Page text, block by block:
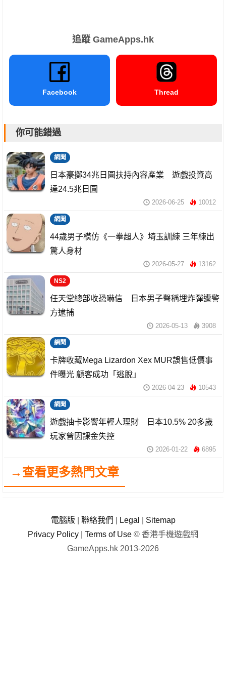
追蹤 GameApps.hk
Facebook Thread
你可能錯過
網聞
日本豪擲34兆日圓扶持內容產業 遊戲投資高
達24.5兆日圓
2026-06-25 10012
網聞
44歲男子模仿《一拳超人》埼玉訓練 三年練出
驚人身材
2026-05-27 13162
NS2
任天堂總部收恐嚇信 日本男子聲稱埋炸彈遭警
方逮捕
2026-05-13 3908
網聞
卡牌收藏Mega Lizardon Xex MUR誤售低價事
件曝光 顧客成功「逃脫」
2026-04-23 10543
網聞
遊戲抽卡影響年輕人理財 日本10.5% 20多歲
玩家曾因課金失控
2026-01-22 6895
→查看更多熱門文章
電腦版 聯絡我們 Legal
Sitemap
Privacy Policy
Terms of Use © 香港手機遊戲網
GameApps.hk 2013-2026